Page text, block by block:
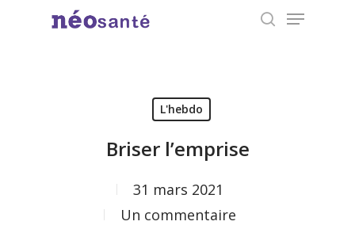
Menu
L'hebdo
Briser l’emprise
31 mars 2021
Un commentaire